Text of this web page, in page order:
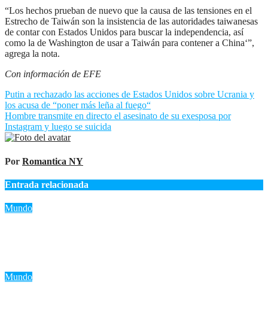
“Los hechos prueban de nuevo que la causa de las tensiones en el
Estrecho de Taiwán son la insistencia de las autoridades taiwanesas
de contar con Estados Unidos para buscar la independencia, así
como la de Washington de usar a Taiwán para contener a China‘”,
agrega la nota.
Con información de EFE
Navegación
de
entradas
Putin a rechazado las acciones de Estados Unidos sobre Ucrania y
los acusa de “poner más leña al fuego“
Hombre transmite en directo el asesinato de su exesposa por
Instagram y luego se suicida
Por Romantica NY
Entrada relacionada
Mundo
Mundo